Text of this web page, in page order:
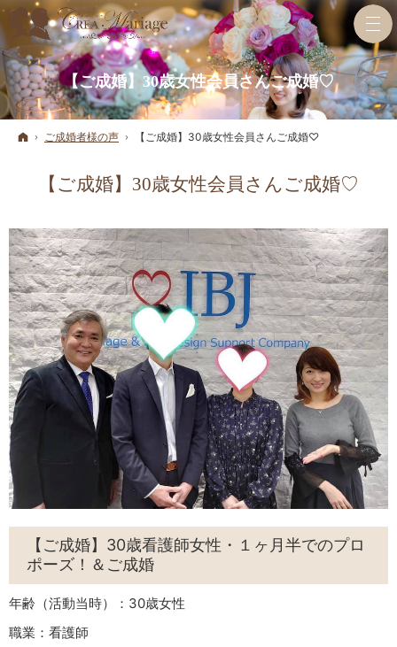
【ご成婚】30歳女性会員さんご成婚♡
ホーム
ご成婚者様の声 【ご成婚】30歳女性会員さんご成婚♡
【ご成婚】30歳女性会員さんご成婚♡
【ご成婚】30歳看護師女性・１ヶ月半でのプロ
ポーズ！＆ご成婚
年齢（活動当時）：30歳女性
職業：看護師